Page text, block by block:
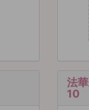
法
10